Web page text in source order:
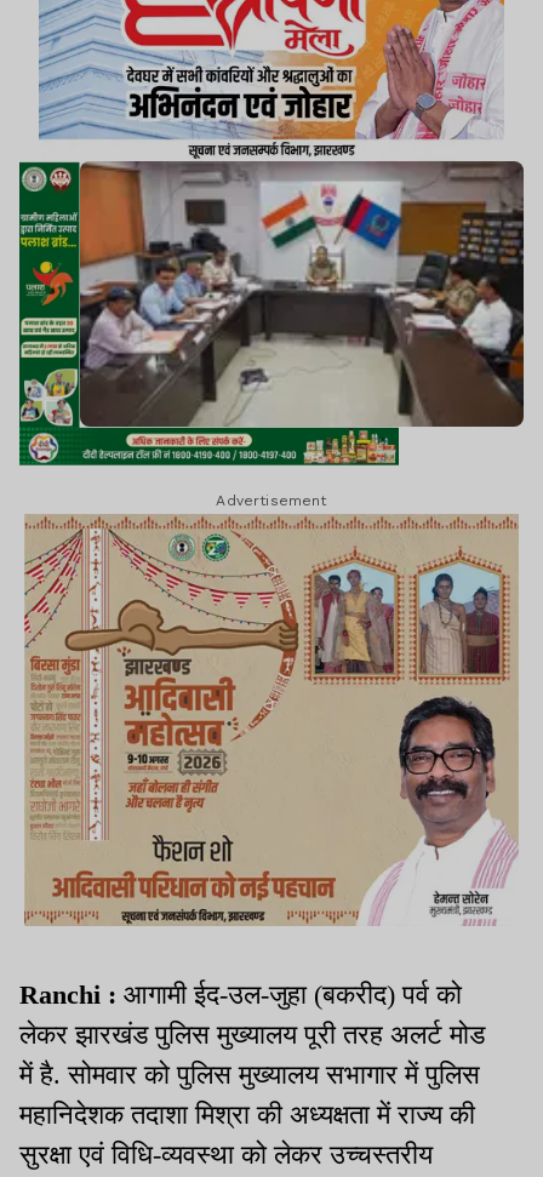
Advertisement
Ranchi : आगामी ईद-उल-जुहा (बकरीद) पर्व को
लेकर झारखंड पुलिस मुख्यालय पूरी तरह अलर्ट मोड
में है. सोमवार को पुलिस मुख्यालय सभागार में पुलिस
महानिदेशक तदाशा मिश्रा की अध्यक्षता में राज्य की
सुरक्षा एवं विधि-व्यवस्था को लेकर उच्चस्तरीय